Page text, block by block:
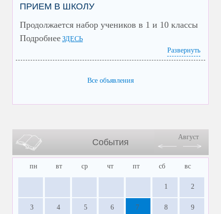
ПРИЕМ В ШКОЛУ
Продолжается набор учеников в 1 и 10 классы
Подробнее ЗДЕСЬ
Развернуть
Все объявления
События
Август
пн вт ср чт пт сб вс
1 2
3 4 5 6 7 8 9